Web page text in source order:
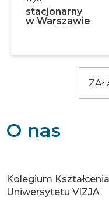
stacjonarny
w Warszawie
O nas
Kolegium
Uniwersytetu VIZJA